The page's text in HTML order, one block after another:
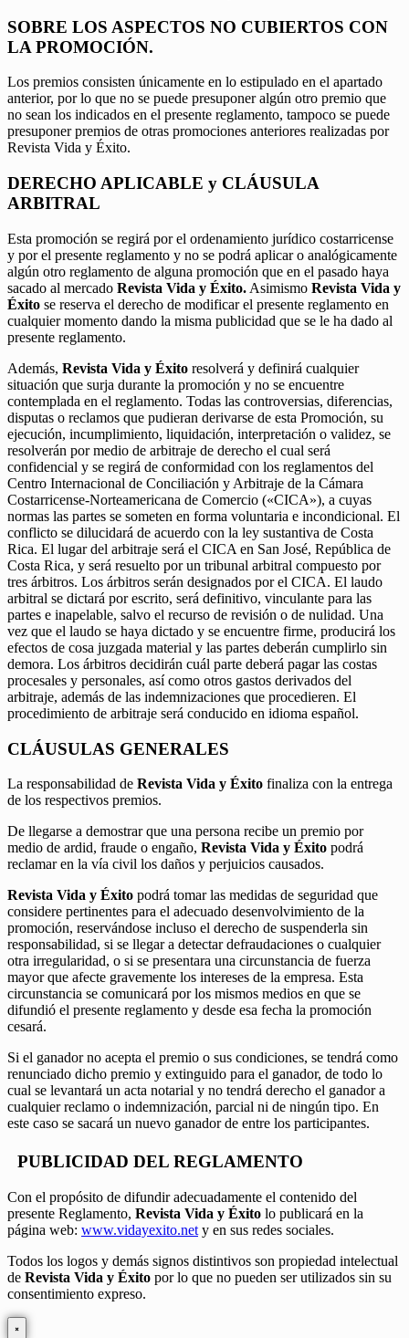
SOBRE LOS ASPECTOS NO CUBIERTOS CON
LA PROMOCIÓN.
Los premios consisten únicamente en lo estipulado en el apartado
anterior, por lo que no se puede presuponer algún otro premio que
no sean los indicados en el presente reglamento, tampoco se puede
presuponer premios de otras promociones anteriores realizadas por
Revista Vida y Éxito.
DERECHO APLICABLE y CLÁUSULA
ARBITRAL
Esta promoción se regirá por el ordenamiento jurídico costarricense
y por el presente reglamento y no se podrá aplicar o analógicamente
algún otro reglamento de alguna promoción que en el pasado haya
sacado al mercado Revista Vida y Éxito. Asimismo Revista Vida y
Éxito se reserva el derecho de modificar el presente reglamento en
cualquier momento dando la misma publicidad que se le ha dado al
presente reglamento.
Además, Revista Vida y Éxito resolverá y definirá cualquier
situación que surja durante la promoción y no se encuentre
contemplada en el reglamento. Todas las controversias, diferencias,
disputas o reclamos que pudieran derivarse de esta Promoción, su
ejecución, incumplimiento, liquidación, interpretación o validez, se
resolverán por medio de arbitraje de derecho el cual será
confidencial y se regirá de conformidad con los reglamentos del
Centro Internacional de Conciliación y Arbitraje de la Cámara
Costarricense-Norteamericana de Comercio («CICA»), a cuyas
normas las partes se someten en forma voluntaria e incondicional. El
conflicto se dilucidará de acuerdo con la ley sustantiva de Costa
Rica. El lugar del arbitraje será el CICA en San José, República de
Costa Rica, y será resuelto por un tribunal arbitral compuesto por
tres árbitros. Los árbitros serán designados por el CICA. El laudo
arbitral se dictará por escrito, será definitivo, vinculante para las
partes e inapelable, salvo el recurso de revisión o de nulidad. Una
vez que el laudo se haya dictado y se encuentre firme, producirá los
efectos de cosa juzgada material y las partes deberán cumplirlo sin
demora. Los árbitros decidirán cuál parte deberá pagar las costas
procesales y personales, así como otros gastos derivados del
arbitraje, además de las indemnizaciones que procedieren. El
procedimiento de arbitraje será conducido en idioma español.
CLÁUSULAS GENERALES
La responsabilidad de Revista Vida y Éxito finaliza con la entrega
de los respectivos premios.
De llegarse a demostrar que una persona recibe un premio por
medio de ardid, fraude o engaño, Revista Vida y Éxito podrá
reclamar en la vía civil los daños y perjuicios causados.
Revista Vida y Éxito podrá tomar las medidas de seguridad que
considere pertinentes para el adecuado desenvolvimiento de la
promoción, reservándose incluso el derecho de suspenderla sin
responsabilidad, si se llegar a detectar defraudaciones o cualquier
otra irregularidad, o si se presentara una circunstancia de fuerza
mayor que afecte gravemente los intereses de la empresa. Esta
circunstancia se comunicará por los mismos medios en que se
difundió el presente reglamento y desde esa fecha la promoción
cesará.
Si el ganador no acepta el premio o sus condiciones, se tendrá como
renunciado dicho premio y extinguido para el ganador, de todo lo
cual se levantará un acta notarial y no tendrá derecho el ganador a
cualquier reclamo o indemnización, parcial ni de ningún tipo. En
este caso se sacará un nuevo ganador de entre los participantes.
PUBLICIDAD DEL REGLAMENTO
Con el propósito de difundir adecuadamente el contenido del
presente Reglamento, Revista Vida y Éxito lo publicará en la
página web: www.vidayexito.net y en sus redes sociales.
Todos los logos y demás signos distintivos son propiedad intelectual
de Revista Vida y Éxito por lo que no pueden ser utilizados sin su
consentimiento expreso.
×